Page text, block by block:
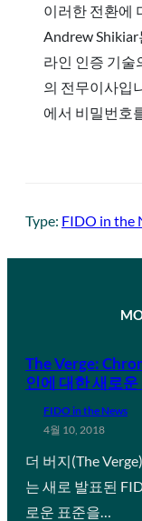
이러한 전환에
Andrew
라인 인증 기술
의 전무이사입
에서 비밀번호
Type: FIDO in the
The Verge:
인에 대한 새로
FIDO in the News
4월 10, 2018
더 버지(The
는 새로 발표된
로운 표준을…